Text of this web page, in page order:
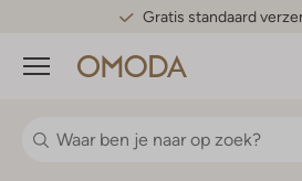
Gratis standaard
Menu